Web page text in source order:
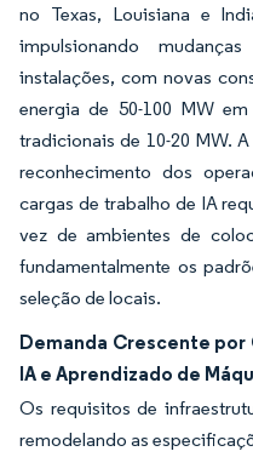
no Texas, Louisiana e
impulsionando
instalações, com novas
energia de 50-100 MW
tradicionais de 10-20 MW.
reconhecimento dos
cargas de trabalho de IA
vez de ambientes de
fundamentalmente os
seleção de locais.
Demanda Crescente por
IA e Aprendizado de
Os requisitos de
remodelando as